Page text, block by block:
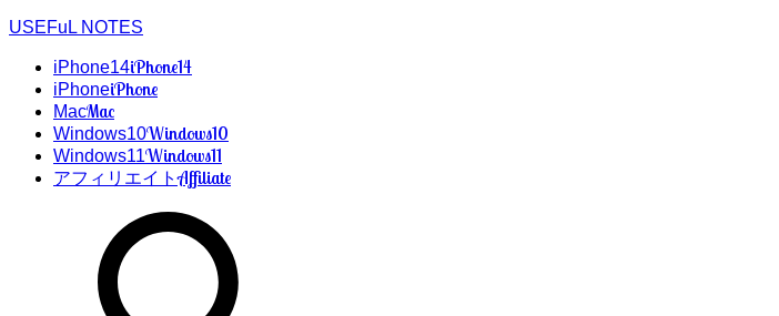
USEFuL NOTES
iPhone14iPhone14
iPhoneiPhone
MacMac
Windows10Windows10
Windows11Windows11
アフィリエイトAffiliate